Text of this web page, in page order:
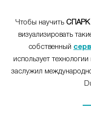
Чтобы научить СПАРК
визуализировать
собственный
использует
заслужил